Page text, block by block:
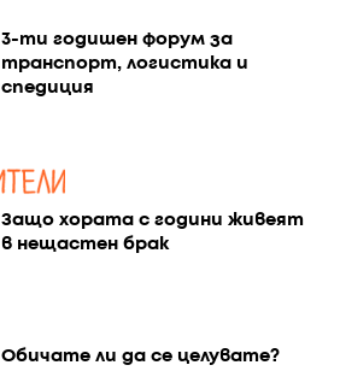
3-ти годишен форум за
транспорт, логистика и
спедиция
Защо хората с години живеят
в нещастен брак
Обичате ли да се целувате?